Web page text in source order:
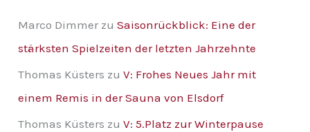
Marco Dimmer zuSaisonrückblick: Eine der
stärksten Spielzeiten der letzten Jahrzehnte
Thomas Küsters zuV: Frohes Neues Jahr mit
einem Remis in der Sauna von Elsdorf
Thomas Küsters zuV: 5.Platz zur Winterpause